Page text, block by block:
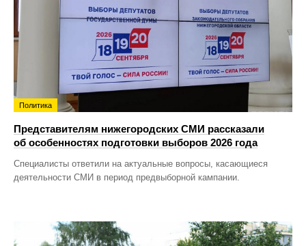
Политика
Представителям нижегородских СМИ рассказали
об особенностях подготовки выборов 2026 года
Специалисты ответили на актуальные вопросы, касающиеся
деятельности СМИ в период предвыборной кампании.